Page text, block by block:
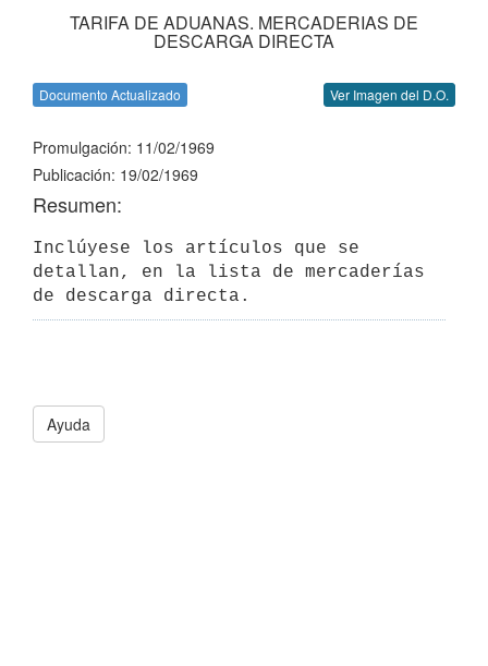
TARIFA DE ADUANAS. MERCADERIAS DE
DESCARGA DIRECTA
Documento Actualizado Ver Imagen del D.O.
Promulgación: 11/02/1969
Publicación: 19/02/1969
Resumen:
Inclúyese los artículos que se
detallan, en la lista de mercaderías
de descarga directa.
Ayuda